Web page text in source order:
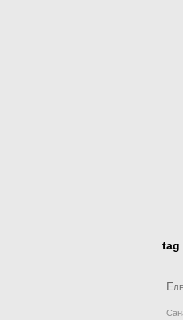
tag